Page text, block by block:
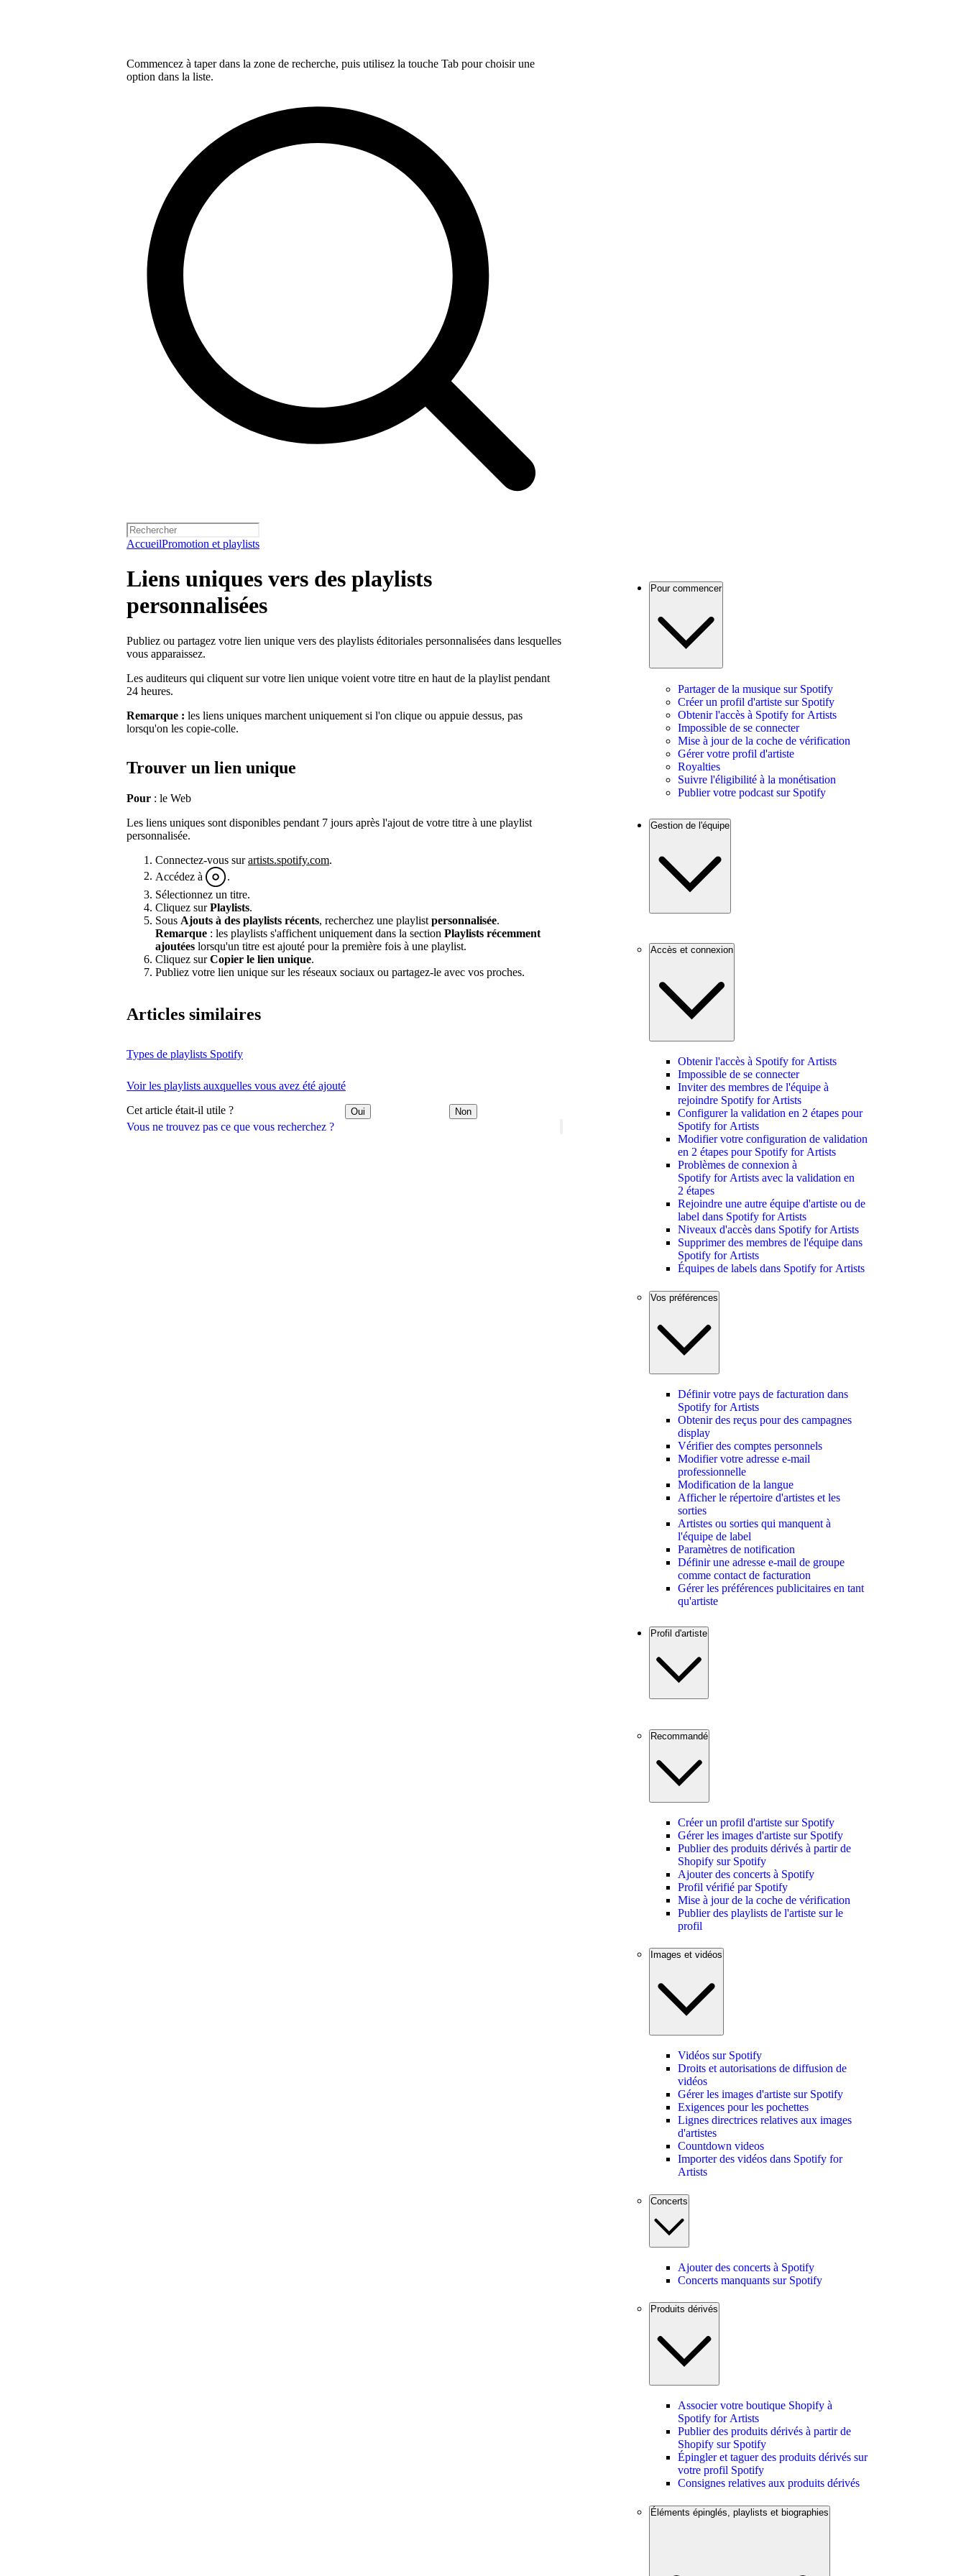
Commencez à taper dans la zone de recherche, puis utilisez la touche Tab pour choisir une
option dans la liste.
AccueilPromotion et playlists
Vous ne trouvez pas ce que vous recherchez ?
Liens uniques vers des playlists
personnalisées
Publiez ou partagez votre lien unique vers des playlists éditoriales personnalisées dans lesquelles
vous apparaissez.
Les auditeurs qui cliquent sur votre lien unique voient votre titre en haut de la playlist pendant
24 heures.
Remarque : les liens uniques marchent uniquement si l'on clique ou appuie dessus, pas
lorsqu'on les copie-colle.
Trouver un lien unique
Pour : le Web
Les liens uniques sont disponibles pendant 7 jours après l'ajout de votre titre à une playlist
personnalisée.
Connectez-vous surartists.spotify.com.
Accédez à
Sélectionnez un titre.
Cliquez surPlaylists.
Sous Ajouts à des playlists récents, recherchez une playlist personnalisée.
Remarque : les playlists s'affichent uniquement dans la section Playlists récemment
ajoutées lorsqu'un titre est ajouté pour la première fois à une playlist.
Cliquez surCopier le lien unique.
Publiez votre lien unique sur les réseaux sociaux ou partagez-le avec vos proches.
Articles similaires
Types de playlists Spotify
Voir les playlists auxquelles vous avez été ajouté
Cet article était-il utile ? Oui Non
Pour commencer
Partager de la musique sur Spotify
Créer un profil d'artiste sur Spotify
Obtenir l'accès à Spotify for Artists
Impossible de se connecter
Mise à jour de la coche de vérification
Gérer votre profil d'artiste
Royalties
Suivre l'éligibilité à la monétisation
Publier votre podcast sur Spotify
Gestion de l'équipe
Accès et connexion
Obtenir l'accès à Spotify for Artists
Impossible de se connecter
Inviter des membres de l'équipe à
rejoindre Spotify for Artists
Configurer la validation en 2 étapes pour
Spotify for Artists
Modifier votre configuration de validation
en 2 étapes pour Spotify for Artists
Problèmes de connexion à
Spotify for Artists avec la validation en
2 étapes
Rejoindre une autre équipe d'artiste ou de
label dans Spotify for Artists
Niveaux d'accès dans Spotify for Artists
Supprimer des membres de l'équipe dans
Spotify for Artists
Équipes de labels dans Spotify for Artists
Vos préférences
Définir votre pays de facturation dans
Spotify for Artists
Obtenir des reçus pour des campagnes
display
Vérifier des comptes personnels
Modifier votre adresse e-mail
professionnelle
Modification de la langue
Afficher le répertoire d'artistes et les
sorties
Artistes ou sorties qui manquent à
l'équipe de label
Paramètres de notification
Définir une adresse e-mail de groupe
comme contact de facturation
Gérer les préférences publicitaires en tant
qu'artiste
Profil d'artiste
Recommandé
Créer un profil d'artiste sur Spotify
Gérer les images d'artiste sur Spotify
Publier des produits dérivés à partir de
Shopify sur Spotify
Ajouter des concerts à Spotify
Profil vérifié par Spotify
Mise à jour de la coche de vérification
Publier des playlists de l'artiste sur le
profil
Images et vidéos
Vidéos sur Spotify
Droits et autorisations de diffusion de
vidéos
Gérer les images d'artiste sur Spotify
Exigences pour les pochettes
Lignes directrices relatives aux images
d'artistes
Countdown videos
Importer des vidéos dans Spotify for
Artists
Concerts
Ajouter des concerts à Spotify
Concerts manquants sur Spotify
Produits dérivés
Associer votre boutique Shopify à
Spotify for Artists
Publier des produits dérivés à partir de
Shopify sur Spotify
Épingler et taguer des produits dérivés sur
votre profil Spotify
Consignes relatives aux produits dérivés
Éléments épinglés, playlists et biographies